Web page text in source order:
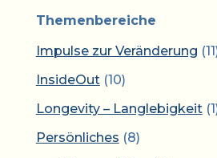
Themenbereiche
Impulse zur Veränderung
InsideOut(10)
Longevity – Langlebigkeit
Persönliches (8)